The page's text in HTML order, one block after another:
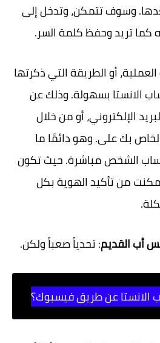
وسوف تتمكن، وتدخل إلى
تريد وحفظ كلمة السر.
أو الطريقة التي ذكرتها
الانستا بسهولة. وذلك عن
الإلكتروني، أو من خلال
بك على. وهو دائمًا ما
الشخص مباشرة. حيث تكون
من تأكيد الهوية بكل
أب القديم: تحدياً صعباً ولكن.
الانستا عن طريق فيسبوك؟